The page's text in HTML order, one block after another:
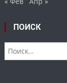
ПОИСК